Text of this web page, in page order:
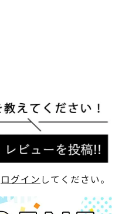
ログイン してください。